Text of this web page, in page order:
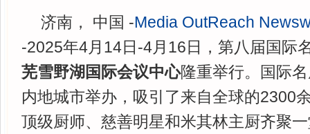
济南， 中国 -Media OutReach
-2025年4月14日-4月16日，第八届国际
芜雪野湖国际会议中心隆重举行。国际
内地城市举办，吸引了来自全球的2300
顶级厨师、慈善明星和米其林主厨齐聚